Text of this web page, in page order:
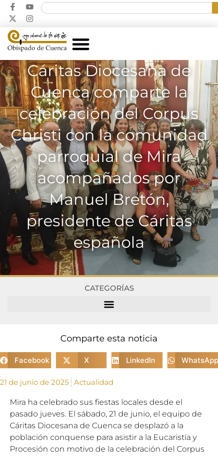
Cáritas Diocesana de
Cuenca comparte la
celebración del Corpus
Christi con la comunidad
parroquial de Mira
acompañados por
Manuel Bretón,
presidente de Cáritas
española
CATEGORÍAS
Comparte esta noticia
Facebook X LinkedIn WhatsApp
21 de junio de 2025 Actualidad
Mira ha celebrado sus fiestas locales desde el
pasado jueves. El sábado, 21 de junio, el equipo de
Cáritas Diocesana de Cuenca se desplazó a la
población conquense para asistir a la Eucaristía y
Procesión con motivo de la celebración del Corpus